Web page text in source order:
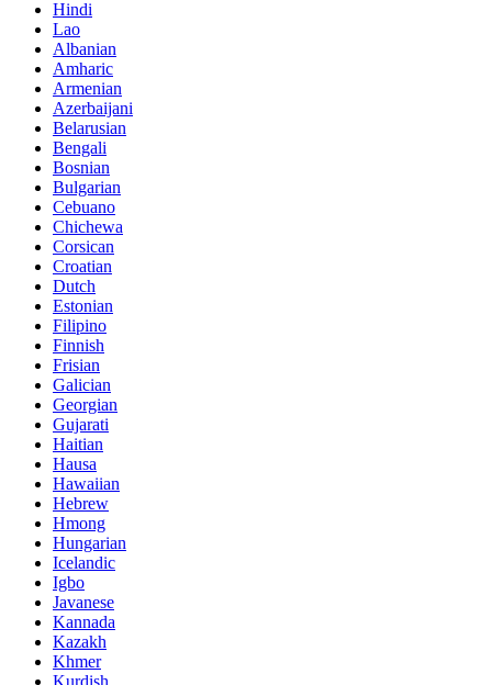
Hindi
Lao
Albanian
Amharic
Armenian
Azerbaijani
Belarusian
Bengali
Bosnian
Bulgarian
Cebuano
Chichewa
Corsican
Croatian
Dutch
Estonian
Filipino
Finnish
Frisian
Galician
Georgian
Gujarati
Haitian
Hausa
Hawaiian
Hebrew
Hmong
Hungarian
Icelandic
Igbo
Javanese
Kannada
Kazakh
Khmer